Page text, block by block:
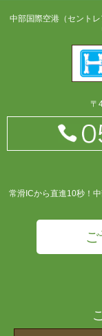
中部国際空港（セント
〒
常滑ICから直進10秒！